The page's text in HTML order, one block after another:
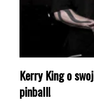
Kerry King o
pinball!